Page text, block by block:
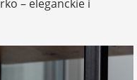
– eleganckie i